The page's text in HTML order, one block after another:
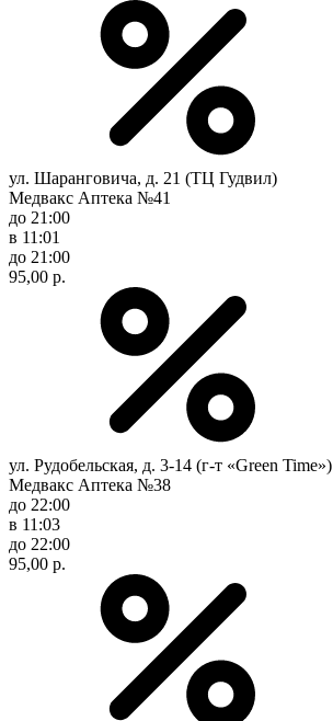
ул. Шаранговича, д. 21 (ТЦ Гудвил)
Медвакс Аптека №41
до 21:00
в 11:01
до 21:00
95,00 р.
ул. Рудобельская, д. 3-14 (г-т «Green Time»)
Медвакс Аптека №38
до 22:00
в 11:03
до 22:00
95,00 р.